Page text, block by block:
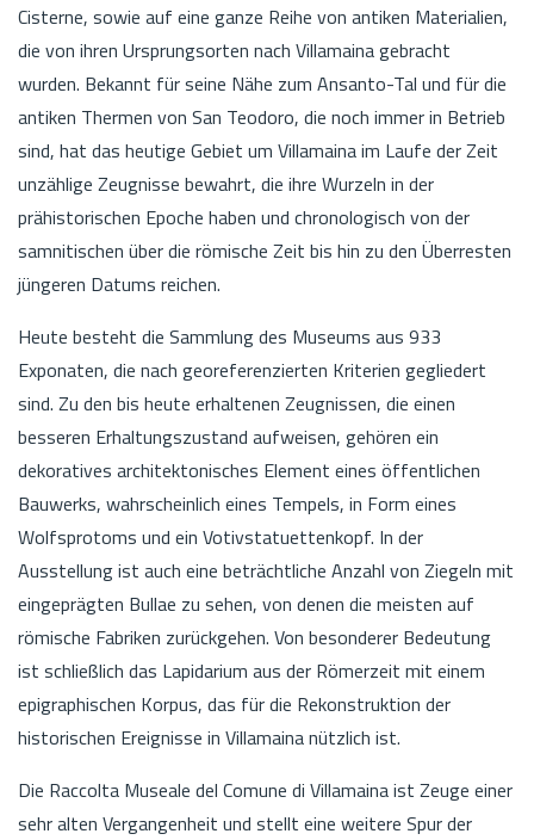
Cisterne, sowie auf eine ganze Reihe von antiken Materialien,
die von ihren Ursprungsorten nach Villamaina gebracht
wurden. Bekannt für seine Nähe zum Ansanto-Tal und für die
antiken Thermen von San Teodoro, die noch immer in Betrieb
sind, hat das heutige Gebiet um Villamaina im Laufe der Zeit
unzählige Zeugnisse bewahrt, die ihre Wurzeln in der
prähistorischen Epoche haben und chronologisch von der
samnitischen über die römische Zeit bis hin zu den Überresten
jüngeren Datums reichen.
Heute besteht die Sammlung des Museums aus 933
Exponaten, die nach georeferenzierten Kriterien gegliedert
sind. Zu den bis heute erhaltenen Zeugnissen, die einen
besseren Erhaltungszustand aufweisen, gehören ein
dekoratives architektonisches Element eines öffentlichen
Bauwerks, wahrscheinlich eines Tempels, in Form eines
Wolfsprotoms und ein Votivstatuettenkopf. In der
Ausstellung ist auch eine beträchtliche Anzahl von Ziegeln mit
eingeprägten Bullae zu sehen, von denen die meisten auf
römische Fabriken zurückgehen. Von besonderer Bedeutung
ist schließlich das Lapidarium aus der Römerzeit mit einem
epigraphischen Korpus, das für die Rekonstruktion der
historischen Ereignisse in Villamaina nützlich ist.
Die Raccolta Museale del Comune di Villamaina ist Zeuge einer
sehr alten Vergangenheit und stellt eine weitere Spur der